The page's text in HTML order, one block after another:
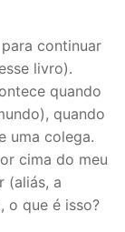
continuar
livro).
quando
quando
uma colega.
cima do meu
(aliás, a
o que é isso?